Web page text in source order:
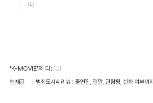
(1)
'K-MOVIE'의 다른글
현재글 범죄도시4 리뷰 : 출연진, 결말, 관람평, 실화 여부까지